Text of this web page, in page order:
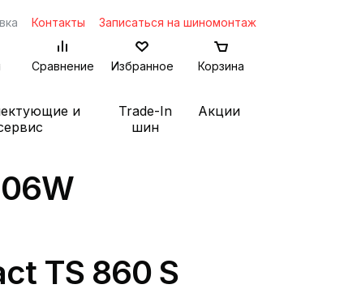
Контакты Записаться на шиномонтаж
Сравнение Избранное Корзина
и
Trade-In
шин
Акции
TS 860 S